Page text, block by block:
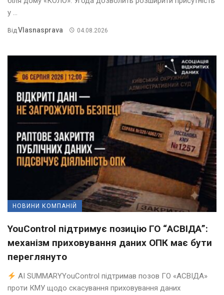
у ...
Від Vlasnasprava 04.08.2026
НОВИНИ КОМПАНІЙ
YouControl підтримує позицію ГО “АСВІДА”:
механізм приховування даних ОПК має бути
переглянуто
AI SUMMARYYouControl підтримав позов ГО «АСВІДА»
проти КМУ щодо скасування приховування даних